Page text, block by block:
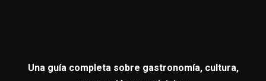
Una guía completa sobre gastronomía, cultura,